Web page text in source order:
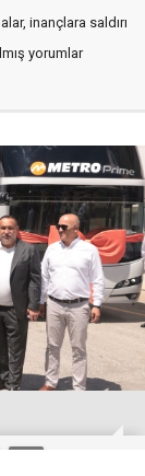
inançlara saldırı
yorumlar